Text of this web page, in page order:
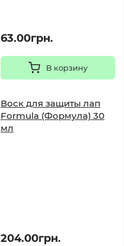
63.00грн.
В корзину
Воск для защиты лап
Formula (Формула) 30
мл
204.00грн.